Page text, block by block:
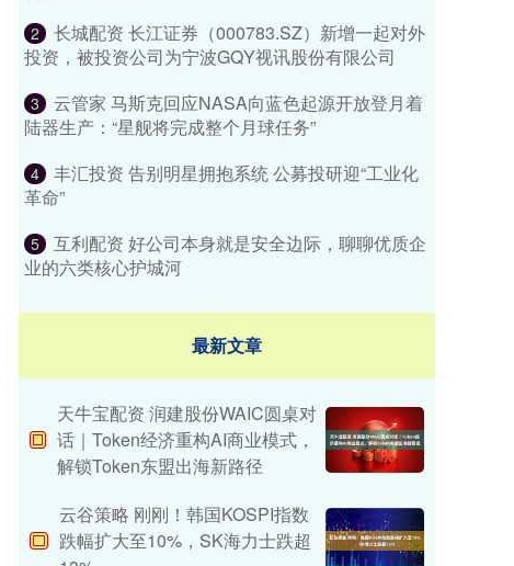
2
长城配资 长江证券（000783.SZ）新增一起对外
投资，被投资公司为宁波GQY视讯股份有限公司
3
云管家 马斯克回应NASA向蓝色起源开放登月着
陆器生产：“星舰将完成整个月球任务”
4
丰汇投资 告别明星拥抱系统 公募投研迎“工业化
革命”
5
互利配资 好公司本身就是安全边际，聊聊优质企
业的六类核心护城河
最新文章
天牛宝配资 润建股份WAIC圆桌对
话｜Token经济重构AI商业模式，
解锁Token东盟出海新路径
云谷策略 刚刚！韩国KOSPI指数
跌幅扩大至10%，SK海力士跌超